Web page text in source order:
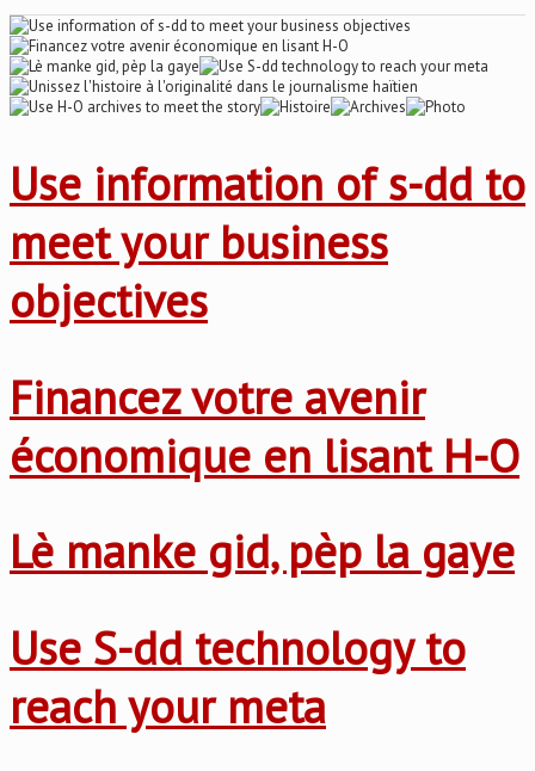
Use information of s-dd to
meet your business
objectives
Financez votre avenir
économique en lisant H-O
Lè manke gid, pèp la gaye
Use S-dd technology to
reach your meta